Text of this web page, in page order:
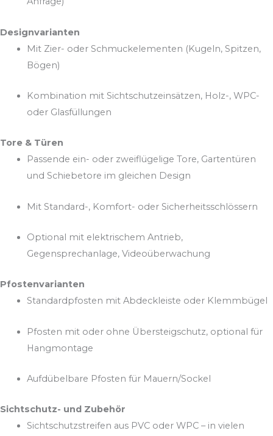
Designvarianten
Mit Zier- oder Schmuckelementen (Kugeln, Spitzen,
Bögen)
Kombination mit Sichtschutzeinsätzen, Holz-, WPC-
oder Glasfüllungen
Tore & Türen
Passende ein- oder zweiflügelige Tore, Gartentüren
und Schiebetore im gleichen Design
Mit Standard-, Komfort- oder Sicherheitsschlössern
Optional mit elektrischem Antrieb,
Gegensprechanlage, Videoüberwachung
Pfostenvarianten
Standardpfosten mit Abdeckleiste oder Klemmbügel
Pfosten mit oder ohne Übersteigschutz, optional für
Hangmontage
Aufdübelbare Pfosten für Mauern/Sockel
Sichtschutz- und Zubehör
Sichtschutzstreifen aus PVC oder WPC – in vielen